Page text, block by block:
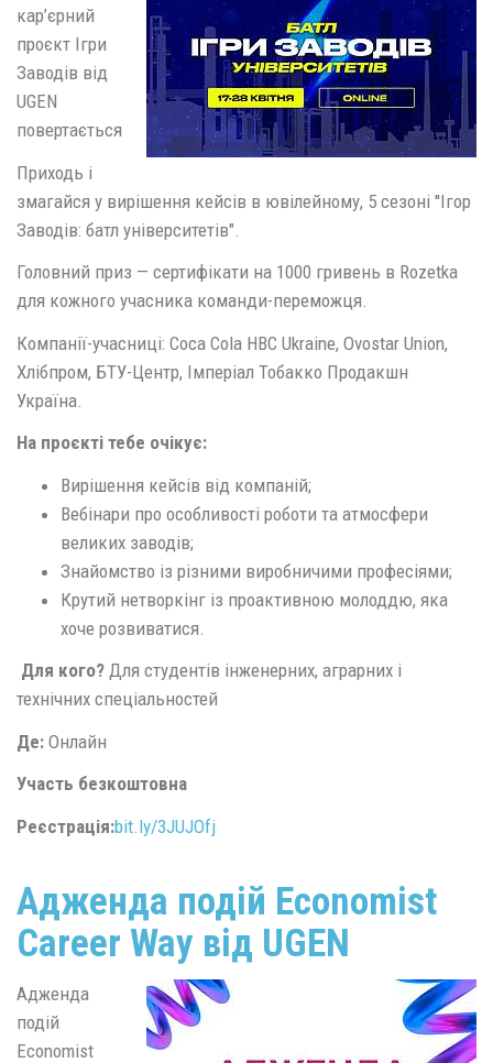
кар’єрний
проєкт Ігри
Заводів від
UGEN
повертається
Приходь і
змагайся у вирішення кейсів в ювілейному, 5 сезоні ''Ігор
Заводів: батл університетів".
Головний приз — сертифікати на 1000 гривень в Rozetka
для кожного учасника команди-переможця.
Компанії-учасниці: Coca Cola HBC Ukraine, Ovostar Union,
Хлібпром, БТУ-Центр, Імперіал Тобакко Продакшн
Україна.
На проєкті тебе очікує:
Вирішення кейсів від компаній;
Вебінари про особливості роботи та атмосфери
великих заводів;
Знайомство із різними виробничими професіями;
Крутий нетворкінг із проактивною молоддю, яка
хоче розвиватися.
Для кого? Для студентів інженерних, аграрних і
технічних спеціальностей
Де: Онлайн
Участь безкоштовна
Реєстрація:bit.ly/3JUJOfj
Адженда подій Economist
Career Way від UGEN
Адженда
подій
Economist